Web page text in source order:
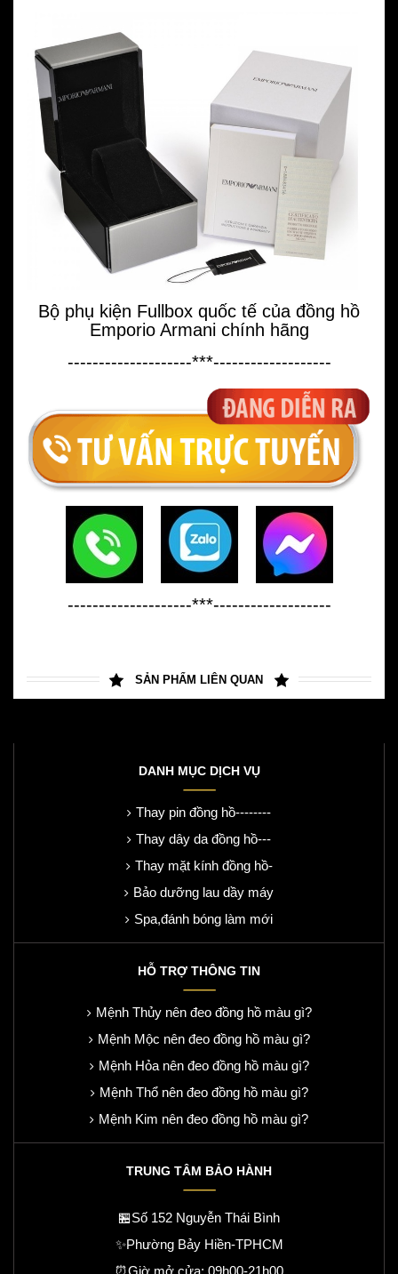
Bộ phụ kiện Fullbox quốc tế của đồng hồ
Emporio Armani chính hãng
--------------------***-------------------
--------------------***-------------------
SẢN PHẨM LIÊN QUAN
DANH MỤC DỊCH VỤ
Thay pin đồng hồ--------
Thay dây da đồng hồ---
Thay mặt kính đồng hồ-
Bảo dưỡng lau dầy máy
Spa,đánh bóng làm mới
HỖ TRỢ THÔNG TIN
Mệnh Thủy nên đeo đồng hồ màu gì?
Mệnh Mộc nên đeo đồng hồ màu gì?
Mệnh Hỏa nên đeo đồng hồ màu gì?
Mệnh Thổ nên đeo đồng hồ màu gì?
Mệnh Kim nên đeo đồng hồ màu gì?
TRUNG TÂM BẢO HÀNH
🏪Số 152 Nguyễn Thái Bình
✨Phường Bảy Hiền-TPHCM
⏰Giờ mở cửa: 09h00-21h00